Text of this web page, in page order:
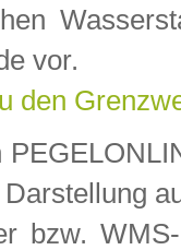
vor.
den
bzw.